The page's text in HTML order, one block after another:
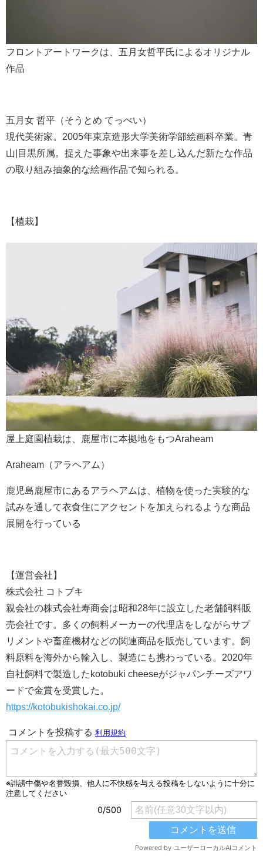
フロントアートワークは、五月女哲平氏によるオリジナル
作品
五月女 哲平（そうとめ てっぺい）
現代美術家。2005年東京造形大学美術学部絵画科卒業。青
山|目黒所属。捉えた事象や出来事を差し込んだ新たな作品
の取り組み抽象的な絵画作品で知られる。
【植栽】
屋上庭園植栽は、鹿屋市に本拠地をもつAraheam
Araheam（アラヘアム）
鹿児島鹿屋市にあるアラヘアムは、植物を使った実験的な
試みを通して衣食住にアクセントを加えられるような商品
展開を行っている
【運営会社】
株式会社 コトブキ
親会社の株式会社寿商会は昭和28年に設立した老舗飼料販
売会社です。多くの飼料メーカーの代理店をしながらサプ
リメントや畜産機材などの関連商品を販売しています。飼
料原料を海外から輸入し、製造にも携わっている。2020年
自社飼料で製造したkotobuki cheeseがジャパンチーズアワ
ードで金賞を受賞した。
https://kotobukishokai.co.jp/